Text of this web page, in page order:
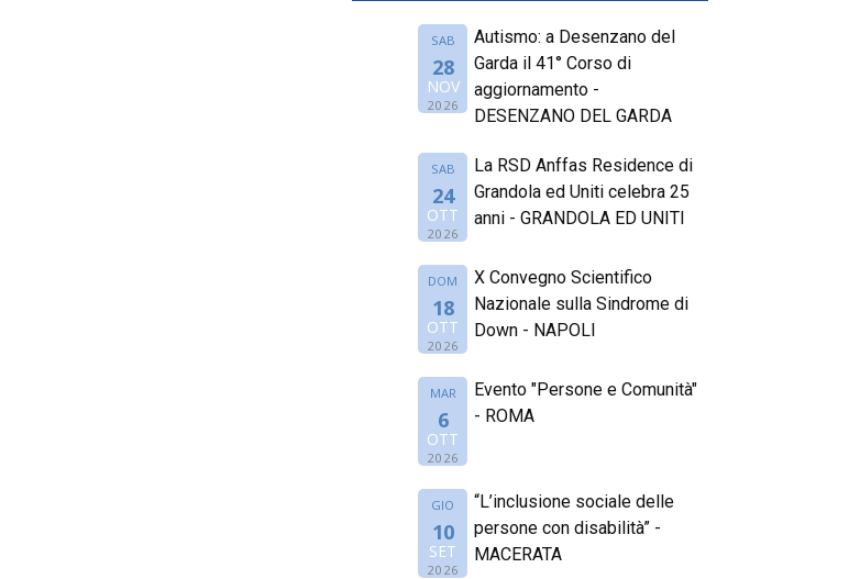
SAB
28
NOV
2026
Autismo: a Desenzano del
Garda il 41° Corso di
aggiornamento -
DESENZANO DEL GARDA
SAB
24
OTT
2026
La RSD Anffas Residence di
Grandola ed Uniti celebra 25
anni - GRANDOLA ED UNITI
DOM
18
OTT
2026
X Convegno Scientifico
Nazionale sulla Sindrome di
Down - NAPOLI
MAR
6
OTT
2026
Evento "Persone e Comunità"
- ROMA
GIO
10
SET
2026
“L’inclusione sociale delle
persone con disabilità” -
MACERATA